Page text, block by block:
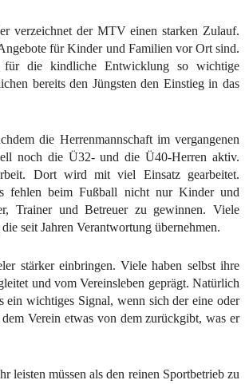
verzeichnet der MTV einen starken Zulauf.
für Kinder und Familien vor Ort sind.
für die kindliche Entwicklung so wichtige
bereits den Jüngsten den Einstieg in das
die Herrenmannschaft im vergangenen
noch die Ü32- und die Ü40-Herren aktiv.
Dort wird mit viel Einsatz gearbeitet.
fehlen beim Fußball nicht nur Kinder und
Trainer und Betreuer zu gewinnen. Viele
seit Jahren Verantwortung übernehmen.
stärker einbringen. Viele haben selbst ihre
und vom Vereinsleben geprägt. Natürlich
ein wichtiges Signal, wenn sich der eine oder
Verein etwas von dem zurückgibt, was er
leisten müssen als den reinen Sportbetrieb zu